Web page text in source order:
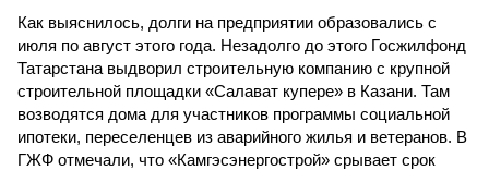
Как выяснилось, долги на предприятии образовались с
июля по август этого года. Незадолго до этого Госжилфонд
Татарстана выдворил строительную компанию с крупной
строительной площадки «Салават купере» в Казани. Там
возводятся дома для участников программы социальной
ипотеки, переселенцев из аварийного жилья и ветеранов. В
ГЖФ отмечали, что «Камгэсэнергострой» срывает срок